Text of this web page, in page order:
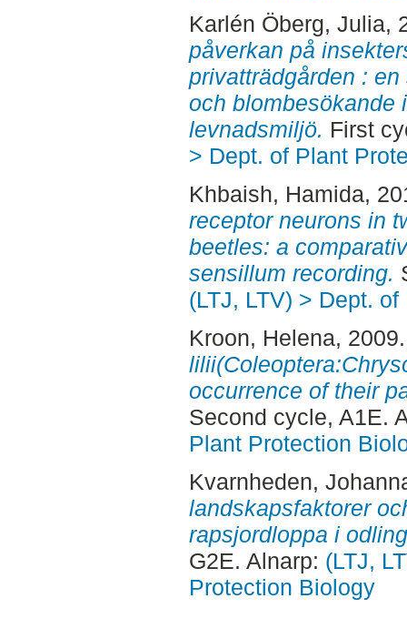
Karlén Öberg, Julia,
påverkan på
privatträdgården :
och blombesökande
levnadsmiljö. First
> Dept. of Plant
Khbaish, Hamida,
receptor neurons in
beetles: a
sensillum recording.
(LTJ, LTV) > Dept.
Kroon, Helena,
occurrence of their
Second cycle, A1E.
Plant Protection
Kvarnheden,
landskapsfaktorer
rapsjordloppa i
G2E. Alnarp: (LTJ,
Protection Biology